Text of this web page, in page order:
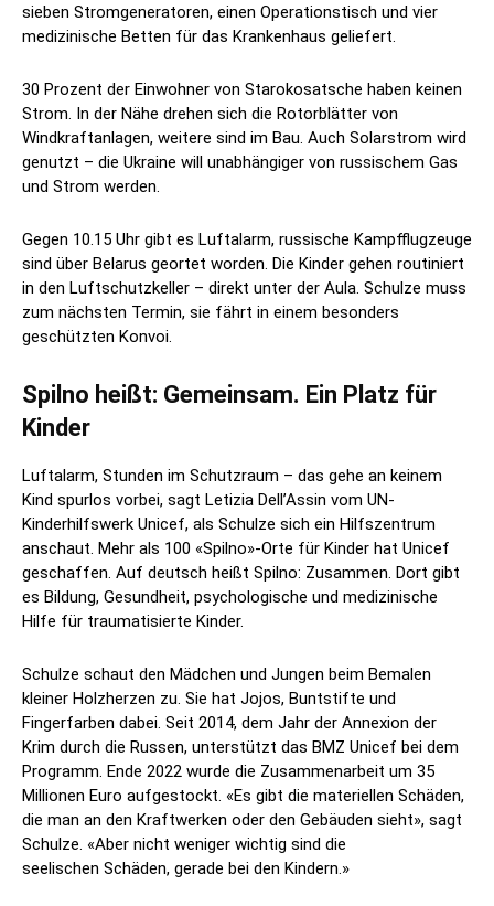
sieben Stromgeneratoren, einen Operationstisch und vier
medizinische Betten für das Krankenhaus geliefert.
30 Prozent der Einwohner von Starokosatsche haben keinen
Strom. In der Nähe drehen sich die Rotorblätter von
Windkraftanlagen, weitere sind im Bau. Auch Solarstrom wird
genutzt – die Ukraine will unabhängiger von russischem Gas
und Strom werden.
Gegen 10.15 Uhr gibt es Luftalarm, russische Kampfflugzeuge
sind über Belarus geortet worden. Die Kinder gehen routiniert
in den Luftschutzkeller – direkt unter der Aula. Schulze muss
zum nächsten Termin, sie fährt in einem besonders
geschützten Konvoi.
Spilno heißt: Gemeinsam. Ein Platz für
Kinder
Luftalarm, Stunden im Schutzraum – das gehe an keinem
Kind spurlos vorbei, sagt Letizia Dell’Assin vom UN-
Kinderhilfswerk Unicef, als Schulze sich ein Hilfszentrum
anschaut. Mehr als 100 «Spilno»-Orte für Kinder hat Unicef
geschaffen. Auf deutsch heißt Spilno: Zusammen. Dort gibt
es Bildung, Gesundheit, psychologische und medizinische
Hilfe für traumatisierte Kinder.
Schulze schaut den Mädchen und Jungen beim Bemalen
kleiner Holzherzen zu. Sie hat Jojos, Buntstifte und
Fingerfarben dabei. Seit 2014, dem Jahr der Annexion der
Krim durch die Russen, unterstützt das BMZ Unicef bei dem
Programm. Ende 2022 wurde die Zusammenarbeit um 35
Millionen Euro aufgestockt. «Es gibt die materiellen Schäden,
die man an den Kraftwerken oder den Gebäuden sieht», sagt
Schulze. «Aber nicht weniger wichtig sind die
seelischen Schäden, gerade bei den Kindern.»